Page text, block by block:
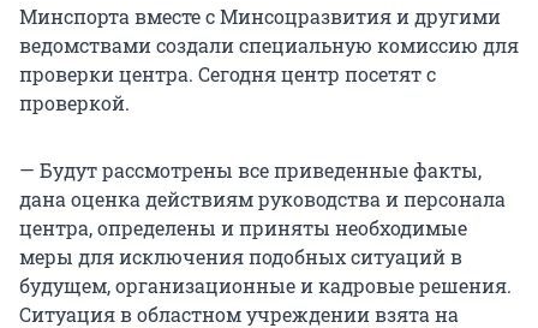
Минспорта вместе с Минсоцразвития и другими
ведомствами создали специальную комиссию для
проверки центра. Сегодня центр посетят с
проверкой.
— Будут рассмотрены все приведенные факты,
дана оценка действиям руководства и персонала
центра, определены и приняты необходимые
меры для исключения подобных ситуаций в
будущем, организационные и кадровые решения.
Ситуация в областном учреждении взята на